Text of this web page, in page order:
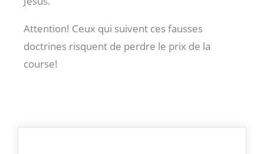
Attention! Ceux qui suivent ces fausses
doctrines risquent de perdre le prix de la
course!